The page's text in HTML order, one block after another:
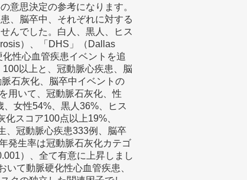
意思決定の参考になります。
、脳卒中、それぞれに対する
んでした。白人、黒人、ヒス
）、「DHS」（Dallas
性心血管疾患イベントを追
以上と、冠動脈心疾患、脳
石灰化、脳卒中イベントの
用いて、冠動脈石灰化、性
女性54%、黒人36%、ヒス
スコア100点以上19%、
、冠動脈心疾患333例、脳卒
発生率は冠動脈石灰化カテゴ
）、全て有意に上昇しまし
て動脈硬化性心血管疾患、